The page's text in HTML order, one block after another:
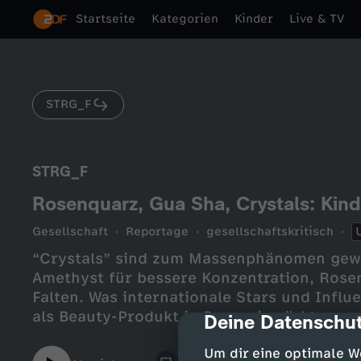
cmp-dialog-
Deine
Um dir eine optimale
Startseite Kategorien Kinder Live & TV
STRG_F
STRG_F
Rosenquarz, Gua Sha, Crystals:
Gesellschaft Reportage gesellschaftskritisch
“Crystals” sind zum Massenphänomen
Amethyst für bessere Konzentration,
Falten. Was internationale Stars und
als Beauty-Produkt in Drogeriemärkten angekommen.
man sich in Europa Schönheit und
Madagaskar, einem der Abbauländer,